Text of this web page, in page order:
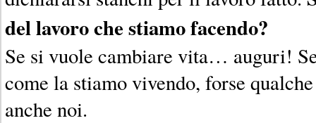
del lavoro che stiamo facendo?
Se si vuole cambiare vita… auguri!
come la stiamo vivendo, forse
anche noi.